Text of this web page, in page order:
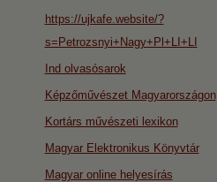
https://ujkafe.website/?
s=Petrozsnyi+Nagy+Pl+LI+LI
Ind olvasósarok
Képzőművészet Magyarországon
Kortárs művészeti lexikon
Magyar Elektronikus Könyvtár
Magyar online helyesírás